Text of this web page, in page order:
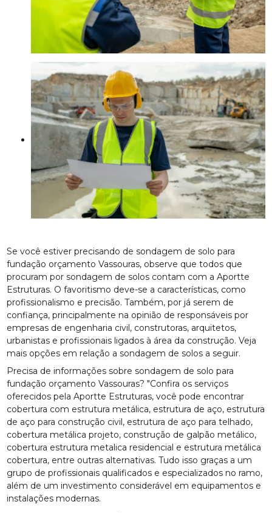
Se você estiver precisando de sondagem de solo para
fundação orçamento Vassouras, observe que todos que
procuram por sondagem de solos contam com a Aportte
Estruturas. O favoritismo deve-se a características, como
profissionalismo e precisão. Também, por já serem de
confiança, principalmente na opinião de responsáveis por
empresas de engenharia civil, construtoras, arquitetos,
urbanistas e profissionais ligados à área da construção. Veja
mais opções em relação a sondagem de solos a seguir.
Precisa de informações sobre sondagem de solo para
fundação orçamento Vassouras? "Confira os serviços
oferecidos pela Aportte Estruturas, você pode encontrar
cobertura com estrutura metálica, estrutura de aço, estrutura
de aço para construção civil, estrutura de aço para telhado,
cobertura metálica projeto, construção de galpão metálico,
cobertura estrutura metalica residencial e estrutura metálica
cobertura, entre outras alternativas. Tudo isso graças a um
grupo de profissionais qualificados e especializados no ramo,
além de um investimento considerável em equipamentos e
instalações modernas.